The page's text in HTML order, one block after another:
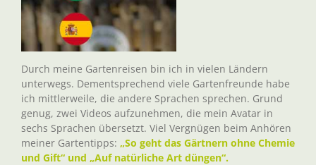
Durch meine Gartenreisen bin ich in vielen Ländern
unterwegs. Dementsprechend viele Gartenfreunde habe
ich mittlerweile, die andere Sprachen sprechen. Grund
genug, zwei Videos aufzunehmen, die mein Avatar in
sechs Sprachen übersetzt. Viel Vergnügen beim Anhören
meiner Gartentipps: „So geht das Gärtnern ohne Chemie
und Gift“ und „Auf natürliche Art düngen“.